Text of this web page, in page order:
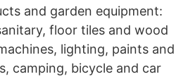
and garden equipment:
floor tiles and wood
lighting, paints and
camping, bicycle and car